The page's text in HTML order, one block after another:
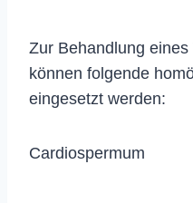
Zur Behandlung
können folgende
eingesetzt werden:
Cardiospermum